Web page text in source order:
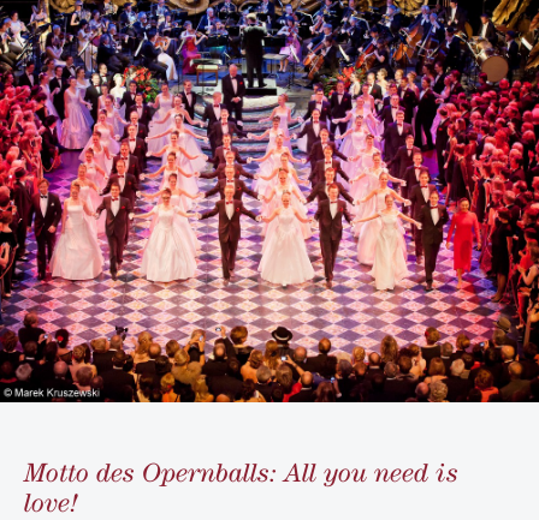
Motto des Opernballs: All you need is
love!